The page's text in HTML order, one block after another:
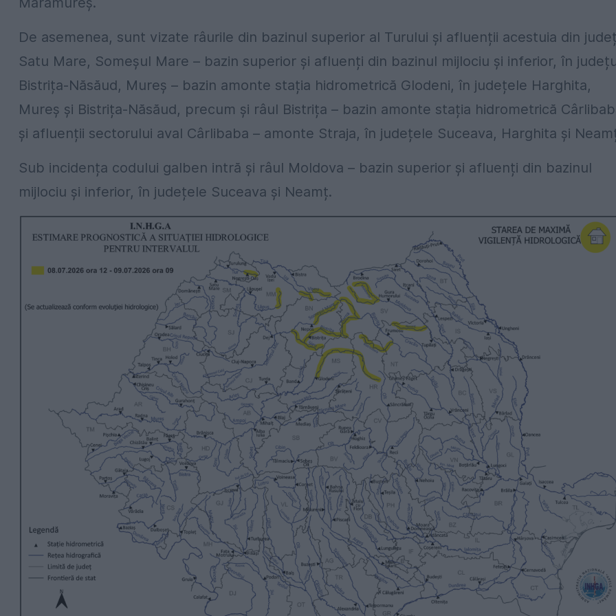
De asemenea, sunt vizate râurile din bazinul superior al Turului și afluenții acestuia din
Satu Mare, Someșul Mare – bazin superior și afluenți din bazinul mijlociu și inferior, în
Bistrița-Năsăud, Mureș – bazin amonte stația hidrometrică Glodeni, în județele Harghita,
Mureș și Bistrița-Năsăud, precum și râul Bistrița – bazin amonte stația hidrometrică
și afluenții sectorului aval Cârlibaba – amonte Straja, în județele Suceava, Harghita și
Sub incidența codului galben intră și râul Moldova – bazin superior și afluenți din bazinul
mijlociu și inferior, în județele Suceava și Neamț.